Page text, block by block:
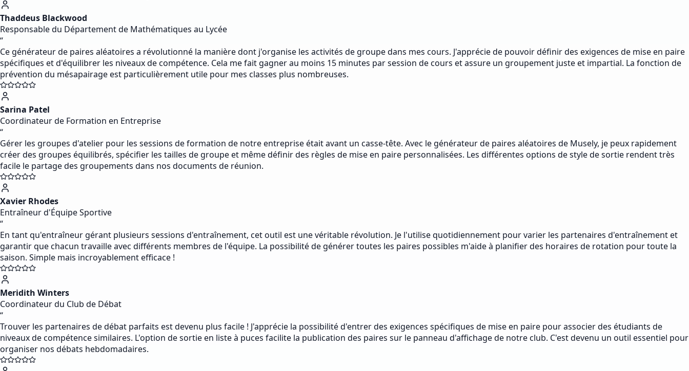
Thaddeus Blackwood
Responsable du Département de Mathématiques au Lycée
“
Ce générateur de paires aléatoires a révolutionné la manière dont j'organise les activités de groupe dans mes cours. J'apprécie de pouvoir définir des exigences de mise en paire
spécifiques et d'équilibrer les niveaux de compétence. Cela me fait gagner au moins 15 minutes par session de cours et assure un groupement juste et impartial. La fonction de
prévention du mésapairage est particulièrement utile pour mes classes plus nombreuses.
Sarina Patel
Coordinateur de Formation en Entreprise
“
Gérer les groupes d'atelier pour les sessions de formation de notre entreprise était avant un casse-tête. Avec le générateur de paires aléatoires de Musely, je peux rapidement
créer des groupes équilibrés, spécifier les tailles de groupe et même définir des règles de mise en paire personnalisées. Les différentes options de style de sortie rendent très
facile le partage des groupements dans nos documents de réunion.
Xavier Rhodes
Entraîneur d'Équipe Sportive
“
En tant qu'entraîneur gérant plusieurs sessions d'entraînement, cet outil est une véritable révolution. Je l'utilise quotidiennement pour varier les partenaires d'entraînement et
garantir que chacun travaille avec différents membres de l'équipe. La possibilité de générer toutes les paires possibles m'aide à planifier des horaires de rotation pour toute la
saison. Simple mais incroyablement efficace !
Meridith Winters
Coordinateur du Club de Débat
“
Trouver les partenaires de débat parfaits est devenu plus facile ! J'apprécie la possibilité d'entrer des exigences spécifiques de mise en paire pour associer des étudiants de
niveaux de compétence similaires. L'option de sortie en liste à puces facilite la publication des paires sur le panneau d'affichage de notre club. C'est devenu un outil essentiel pour
organiser nos débats hebdomadaires.